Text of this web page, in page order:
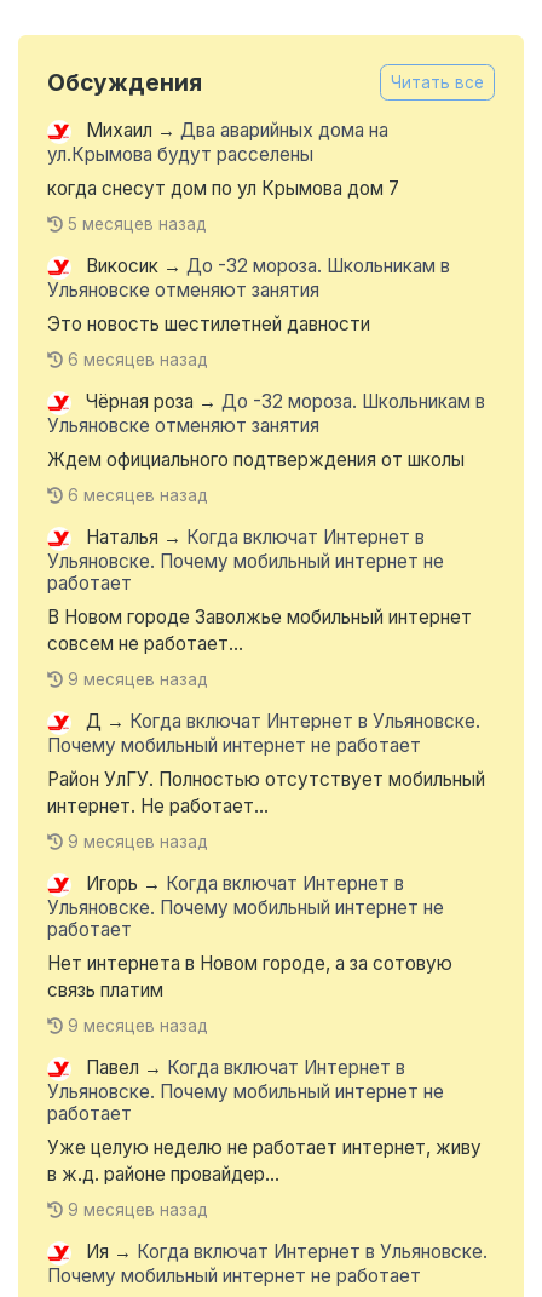
Обсуждения Читать все
Михаил → Два аварийных дома на
ул.Крымова будут расселены
когда снесут дом по ул Крымова дом 7
5 месяцев назад
Викосик → До -32 мороза. Школьникам в
Ульяновске отменяют занятия
Это новость шестилетней давности
6 месяцев назад
Чёрная роза → До -32 мороза. Школьникам в
Ульяновске отменяют занятия
Ждем официального подтверждения от школы
6 месяцев назад
Наталья → Когда включат Интернет в
Ульяновске. Почему мобильный интернет не
работает
В Новом городе Заволжье мобильный интернет
совсем не работает...
9 месяцев назад
Д → Когда включат Интернет в Ульяновске.
Почему мобильный интернет не работает
Район УлГУ. Полностью отсутствует мобильный
интернет. Не работает...
9 месяцев назад
Игорь → Когда включат Интернет в
Ульяновске. Почему мобильный интернет не
работает
Нет интернета в Новом городе, а за сотовую
связь платим
9 месяцев назад
Павел → Когда включат Интернет в
Ульяновске. Почему мобильный интернет не
работает
Уже целую неделю не работает интернет, живу
в ж.д. районе провайдер...
9 месяцев назад
Ия → Когда включат Интернет в Ульяновске.
Почему мобильный интернет не работает